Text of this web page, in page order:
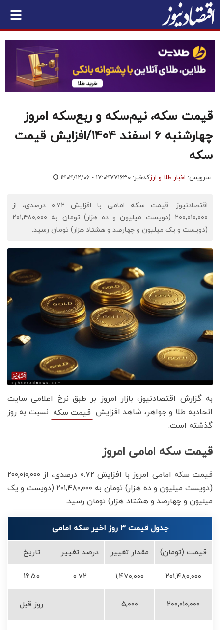
قیمت سکه، نیم‌سکه و ربع‌سکه امروز
چهارشنبه ۶ اسفند ۱۴۰۴/افزایش قیمت
سکه
سرویس: اخبار طلا و ارزکدخبر: ۷۷۱۶۳۰ ۱۴۰۴/۱۲/۰۶ - ۱۷:۰۴
اقتصادنیوز: قیمت سکه امامی با افزایش ۰.۷۲ درصدی، از
۲۰۰,۰۱۰,۰۰۰ (دویست میلیون و ده هزار) تومان به ۲۰۱,۴۸۰,۰۰۰
(دویست و یک میلیون و چهارصد و هشتاد هزار) تومان رسید.
به گزارش اقتصادنیوز، بازار امروز بر طبق نرخ اعلامی سایت
اتحادیه طلا و جواهر، شاهد افزایش قیمت‌‌‌‌ سکه نسبت به روز
گذشته است.
قیمت سکه امامی امروز
قیمت سکه امامی امروز با افزایش ۰.۷۲ درصدی، از ۲۰۰,۰۱۰,۰۰۰
(دویست میلیون و ده هزار) تومان به ۲۰۱,۴۸۰,۰۰۰ (دویست و یک
میلیون و چهارصد و هشتاد هزار) تومان رسید.
جدول قیمت 3 روز اخیر سکه امامی
قیمت (تومان) مقدار تغییر درصد تغییر تاریخ
۲۰۱,۴۸۰,۰۰۰ ۱,۴۷۰,۰۰۰ ۰.۷۲ 16:50
۲۰۰,۰۱۰,۰۰۰ ۵,۰۰۰ روز قبل